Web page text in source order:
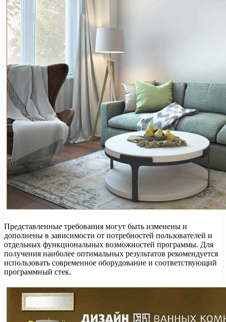
Представленные требования могут быть изменены и
дополнены в зависимости от потребностей пользователей и
отдельных функциональных возможностей программы. Для
получения наиболее оптимальных результатов рекомендуется
использовать современное оборудование и соответствующий
программный стек.